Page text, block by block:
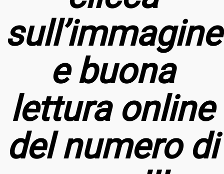
sull’immagine
e buona
lettura online
del numero di